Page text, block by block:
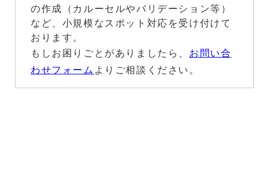
の作成（カルーセルやバリデーション等）
など、小規模なスポット対応を受け付けて
おります。
もしお困りごとがありましたら、 お問い合
わせフォーム よりご相談ください。